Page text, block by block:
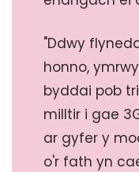
"Ddwy
honno,
byddai pob
milltir i gae
ar gyfer y
o'r fath yn